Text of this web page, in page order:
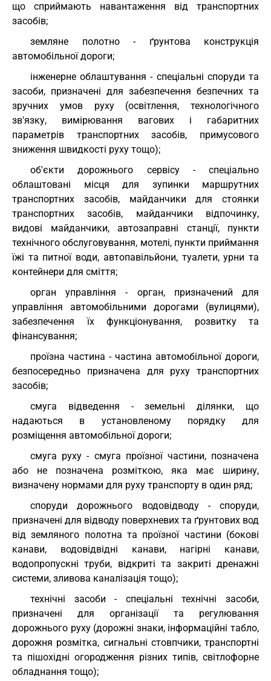
що сприймають навантаження від транспортних
засобів;
земляне полотно - ґрунтова конструкція
автомобільної дороги;
інженерне облаштування - спеціальні споруди та
засоби, призначені для забезпечення безпечних та
зручних умов руху (освітлення, технологічного
зв'язку, вимірювання вагових і габаритних
параметрів транспортних засобів, примусового
зниження швидкості руху тощо);
об'єкти дорожнього сервісу - спеціально
облаштовані місця для зупинки маршрутних
транспортних засобів, майданчики для стоянки
транспортних засобів, майданчики відпочинку,
видові майданчики, автозаправні станції, пункти
технічного обслуговування, мотелі, пункти приймання
їжі та питної води, автопавільйони, туалети, урни та
контейнери для сміття;
орган управління - орган, призначений для
управління автомобільними дорогами (вулицями),
забезпечення їх функціонування, розвитку та
фінансування;
проїзна частина - частина автомобільної дороги,
безпосередньо призначена для руху транспортних
засобів;
смуга відведення - земельні ділянки, що
надаються в установленому порядку для
розміщення автомобільної дороги;
смуга руху - смуга проїзної частини, позначена
або не позначена розміткою, яка має ширину,
визначену нормами для руху транспорту в один ряд;
споруди дорожнього водовідводу - споруди,
призначені для відводу поверхневих та ґрунтових вод
від земляного полотна та проїзної частини (бокові
канави, водовідвідні канави, нагірні канави,
водопропускні труби, відкриті та закриті дренажні
системи, зливова каналізація тощо);
технічні засоби - спеціальні технічні засоби,
призначені для організації та регулювання
дорожнього руху (дорожні знаки, інформаційні табло,
дорожня розмітка, сигнальні стовпчики, транспортні
та пішохідні огородження різних типів, світлофорне
обладнання тощо);